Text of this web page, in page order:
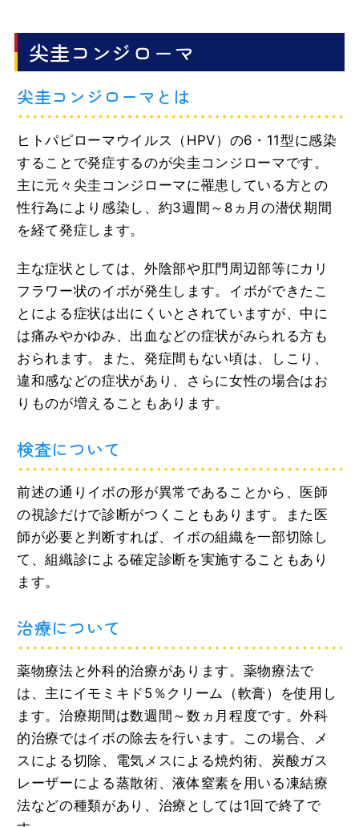
尖圭コンジローマ
尖圭コンジローマとは
ヒトパピローマウイルス（HPV）の6・11型に感染
することで発症するのが尖圭コンジローマです。
主に元々尖圭コンジローマに罹患している方との
性行為により感染し、約3週間～8ヵ月の潜伏期間
を経て発症します。
主な症状としては、外陰部や肛門周辺部等にカリ
フラワー状のイボが発生します。イボができたこ
とによる症状は出にくいとされていますが、中に
は痛みやかゆみ、出血などの症状がみられる方も
おられます。また、発症間もない頃は、しこり、
違和感などの症状があり、さらに女性の場合はお
りものが増えることもあります。
検査について
前述の通りイボの形が異常であることから、医師
の視診だけで診断がつくこともあります。また医
師が必要と判断すれば、イボの組織を一部切除し
て、組織診による確定診断を実施することもあり
ます。
治療について
薬物療法と外科的治療があります。薬物療法で
は、主にイモミキド5％クリーム（軟膏）を使用し
ます。治療期間は数週間～数ヵ月程度です。外科
的治療ではイボの除去を行います。この場合、メ
スによる切除、電気メスによる焼灼術、炭酸ガス
レーザーによる蒸散術、液体窒素を用いる凍結療
法などの種類があり、治療としては1回で終了で